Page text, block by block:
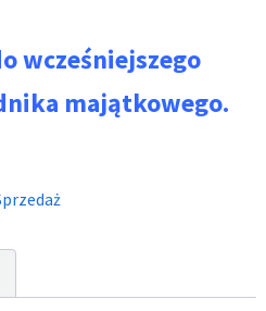
wcześniejszego
majątkowego.